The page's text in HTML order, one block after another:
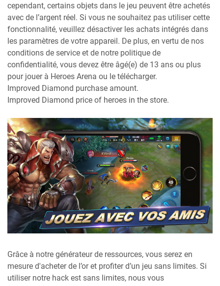
cependant, certains objets dans le jeu peuvent être achetés
avec de l’argent réel. Si vous ne souhaitez pas utiliser cette
fonctionnalité, veuillez désactiver les achats intégrés dans
les paramètres de votre appareil. De plus, en vertu de nos
conditions de service et de notre politique de
confidentialité, vous devez être âgé(e) de 13 ans ou plus
pour jouer à Heroes Arena ou le télécharger.
Improved Diamond purchase amount.
Improved Diamond price of heroes in the store.
Grâce à notre générateur de ressources, vous serez en
mesure d'acheter de l’or et profiter d’un jeu sans limites. Si
utiliser notre hack est sans limites, nous vous